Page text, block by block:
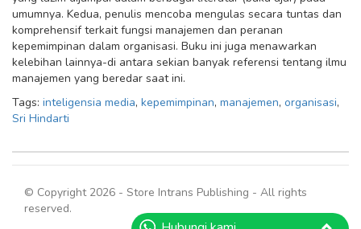
umumnya. Kedua, penulis mencoba mengulas secara tuntas dan
komprehensif terkait fungsi manajemen dan peranan
kepemimpinan dalam organisasi. Buku ini juga menawarkan
kelebihan lainnya-di antara sekian banyak referensi tentang ilmu
manajemen yang beredar saat ini.
Tags: inteligensia media, kepemimpinan, manajemen, organisasi,
Sri Hindarti
© Copyright 2026 - Store Intrans Publishing - All rights
reserved.